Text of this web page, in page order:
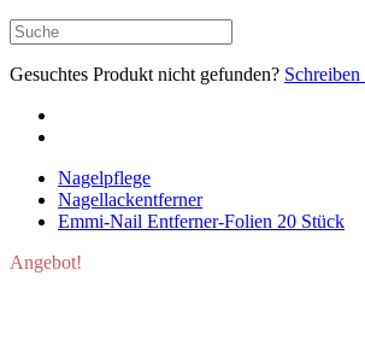
Gesuchtes Produkt nicht gefunden? Schreiben
Nagelpflege
Nagellackentferner
Emmi-Nail Entferner-Folien 20 Stück
Angebot!